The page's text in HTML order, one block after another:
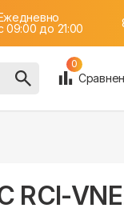
09:00 до 21:00
0
RCI-